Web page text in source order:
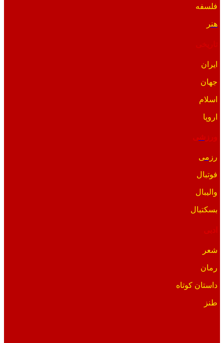
فلسفه
هنر
ایران
جهان
اسلام
اروپا
ورزشی
رزمی
فوتبال
والیبال
بسکتبال
ادبی
شعر
رمان
داستان کوتاه
طنز